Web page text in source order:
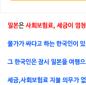
일본은사회보험료, 세금이 엄
물가가 싸다고 하는 한국인이
그 한국인은 잠시 일본을 여행
세금,사회보험료 지불 의무가